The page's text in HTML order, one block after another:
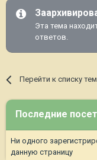
Эта тема
ответов.
Перейти к списку тем
Последние
Ни одного
данную страницу